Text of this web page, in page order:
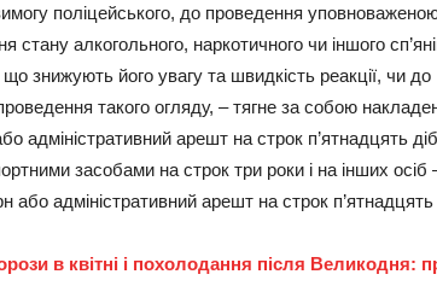
поліцейського, до проведення
алкогольного, наркотичного чи іншого
знижують його увагу та швидкість реакції, чи до
такого огляду, – тягне за собою
адміністративний арешт на строк п’ятнадцять
засобами на строк три роки і на інших осіб
або адміністративний арешт на строк п’ятнадцять
в квітні і похолодання після Великодня: